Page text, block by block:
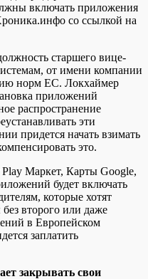
включать приложения
со ссылкой на
старшего вице-
от имени компании
норм ЕС. Локхаймер
приложений
распространение
эти
придется начать взимать
это.
Маркет, Карты Google,
будет включать
которые хотят
второго или даже
в Европейском
заплатить
закрывать свои